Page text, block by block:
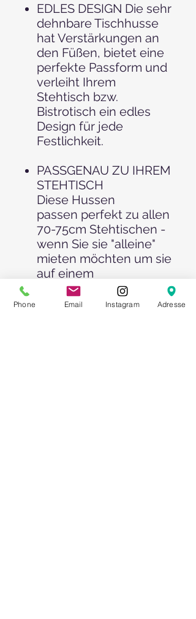
EDLES DESIGN Die sehr
dehnbare Tischhusse
hat Verstärkungen an
den Füßen, bietet eine
perfekte Passform und
verleiht Ihrem
Stehtisch bzw.
Bistrotisch ein edles
Design für jede
Festlichkeit.
PASSGENAU ZU IHREM
STEHTISCH
Diese Hussen
passen perfekt zu allen
70-75cm Stehtischen -
wenn Sie sie "alleine"
mieten möchten um sie
auf einem
bestehenden Stehtisch
aufzuziehen, beachten
Phone Email Instagram Adresse